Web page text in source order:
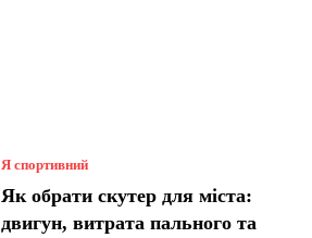
Я спортивний
Як обрати скутер для міста:
двигун, витрата пального та